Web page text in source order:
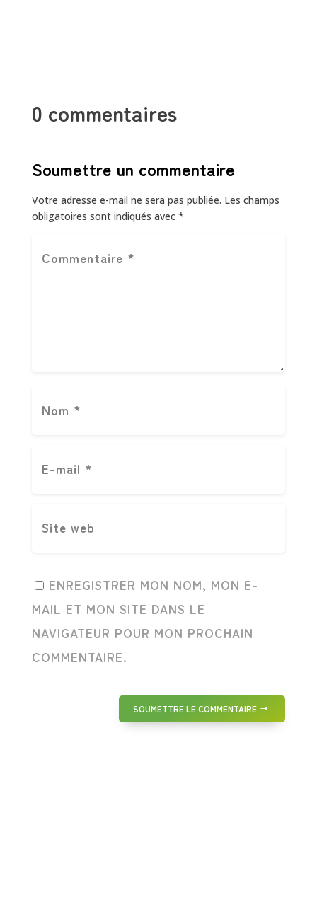
0 commentaires
Soumettre un commentaire
Votre adresse e-mail ne sera pas publiée. Les champs
obligatoires sont indiqués avec *
ENREGISTRER MON NOM, MON E-
MAIL ET MON SITE DANS LE
NAVIGATEUR POUR MON PROCHAIN
COMMENTAIRE.
SOUMETTRE LE COMMENTAIRE